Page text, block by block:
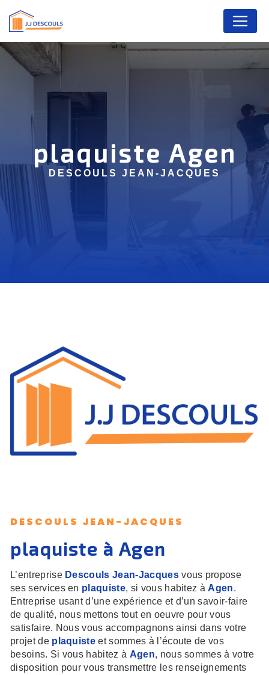
plaquiste Agen
DESCOULS JEAN-JACQUES
DESCOULS JEAN-JACQUES
plaquiste à Agen
L’entreprise Descouls Jean-Jacquesvous propose
ses services en plaquiste, si vous habitez àAgen.
Entreprise usant d’une expérience et d’un savoir-faire
de qualité, nous mettons tout en oeuvre pour vous
satisfaire. Nous vous accompagnons ainsi dans votre
projet de plaquiste et sommes à l’écoute de vos
besoins. Si vous habitez à Agen, nous sommes à votre
disposition pour vous transmettre les renseignements
Panneau de gestion des cookies